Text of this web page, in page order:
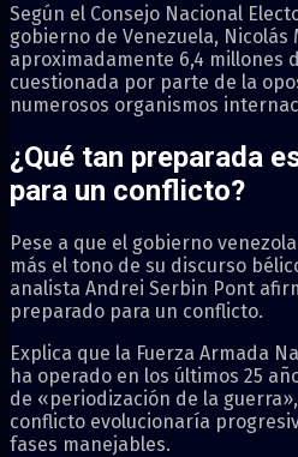
Según el Consejo Nacional
gobierno de Venezuela, Nicolás
aproximadamente 6,4 millones
cuestionada por parte de la
numerosos organismos
¿Qué tan preparada
para un conflicto?
Pese a que el gobierno
más el tono de su discurso
analista Andrei Serbin Pont
preparado para un conflicto.
Explica que la Fuerza Armada
ha operado en los últimos 25
de «periodización de la
conflicto evolucionaría
fases manejables.